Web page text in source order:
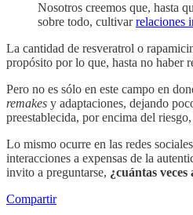
Nosotros creemos que, hasta
sobre todo, cultivarrelaciones
La cantidad de resveratrol o
propósito por lo que, hasta no haber
Pero no es sólo en este campo en
remakes y adaptaciones, dejando
preestablecida, por encima del
Lo mismo ocurre en las redes
interacciones a expensas de la
invito a preguntarse, ¿cuántas
Compartir